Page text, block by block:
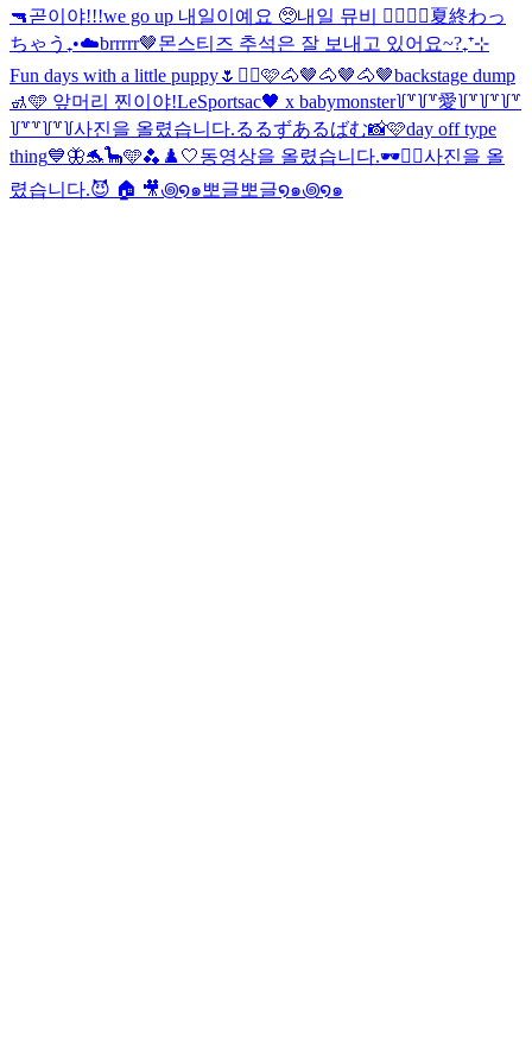
🔫곧이야!!!we go up 내일이예요 🥺내일 뮤비 ❤️‍🔥❤️‍🔥夏終わっ
ちゃう₊•☁️brrrrr🤎몬스티즈 추석은 잘 보내고 있어요~?₊⁺⊹
Fun days with a little puppy🌷 ✌🏻🩷🐴🤎🐴🤎🐴🤎backstage dump
🚮🩵 앞머리 찐이야!LeSportsac🖤 x babymonster꒦꒷꒦꒷愛꒦꒷꒦꒷꒦꒷
꒦꒷꒷꒦꒷꒦사진을 올렸습니다.るるずあるばむ📸🩷day off type
thing💙🦋🐬🦕🩵🫐 ♟️🤍동영상을 올렸습니다.🕶️✌🏻사진을 올
렸습니다.😈 🏠 🎥꩜໑๑뽀글뽀글໑๑꩜໑๑